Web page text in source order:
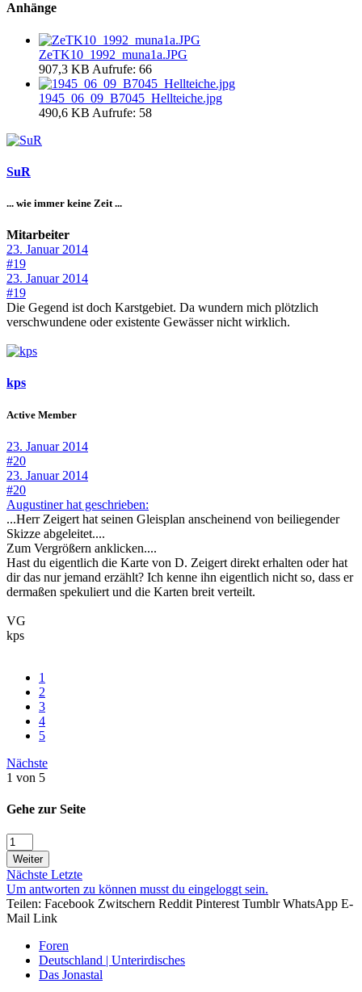
Anhänge
ZeTK10_1992_muna1a.JPG
907,3 KB Aufrufe: 66
1945_06_09_B7045_Hellteiche.jpg
490,6 KB Aufrufe: 58
SuR
... wie immer keine Zeit ...
Mitarbeiter
23. Januar 2014
#19
23. Januar 2014
#19
Die Gegend ist doch Karstgebiet. Da wundern mich plötzlich
verschwundene oder existente Gewässer nicht wirklich.
kps
Active Member
23. Januar 2014
#20
23. Januar 2014
#20
Augustiner hat geschrieben:
...Herr Zeigert hat seinen Gleisplan anscheinend von beiliegender
Skizze abgeleitet....
Zum Vergrößern anklicken....
Hast du eigentlich die Karte von D. Zeigert direkt erhalten oder hat
dir das nur jemand erzählt? Ich kenne ihn eigentlich nicht so, dass er
dermaßen spekuliert und die Karten breit verteilt.
VG
kps
1
2
3
4
5
Nächste
1 von 5
Gehe zur Seite
Weiter
Nächste Letzte
Um antworten zu können musst du eingeloggt sein.
Teilen: Facebook Zwitschern Reddit Pinterest Tumblr WhatsApp E-
Mail Link
Foren
Deutschland | Unterirdisches
Das Jonastal